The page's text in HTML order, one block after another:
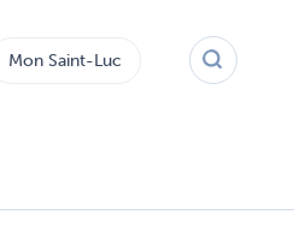
Mon Saint-Luc